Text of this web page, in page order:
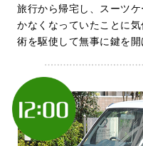
旅行から帰宅し、スーツ
かなくなっていたことに
術を駆使して無事に鍵を開